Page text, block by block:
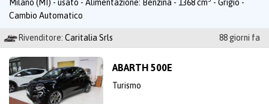
Milano (MI) - usato - Alimentazione: Benzina - 1368 cm
- Grigio -
Cambio Automatico
Rivenditore: Caritalia Srls 88 giorni fa
ABARTH 500E
Turismo